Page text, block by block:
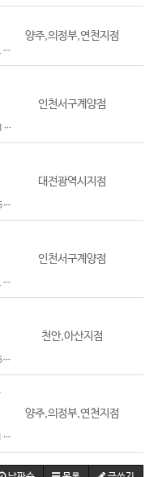
양주,의정부,연천지점
인천서구계양점
대전광역시지점
인천서구계양점
천안,아산지점
양주,의정부,연천지점